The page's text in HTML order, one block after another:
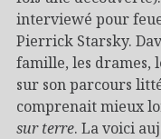
interviewé pour
Pierrick Starsky.
famille, les drames,
sur son parcours
comprenait mieux
sur terre. La voici